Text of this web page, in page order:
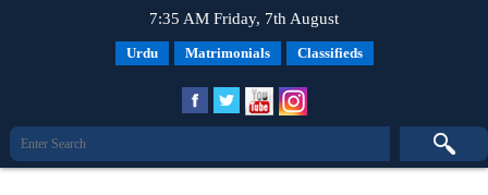
7:35 AM Friday, 7th August
Urdu Matrimonials Classifieds